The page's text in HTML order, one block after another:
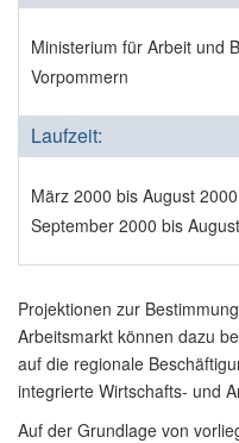
Ministerium für Arbeit und
Vorpommern
Laufzeit:
März 2000 bis August
September 2000 bis
Projektionen zur
Arbeitsmarkt können dazu
auf die regionale
integrierte Wirtschafts- und
Auf der Grundlage von